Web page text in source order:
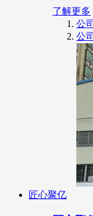
了解更多
公
公
匠心聚亿